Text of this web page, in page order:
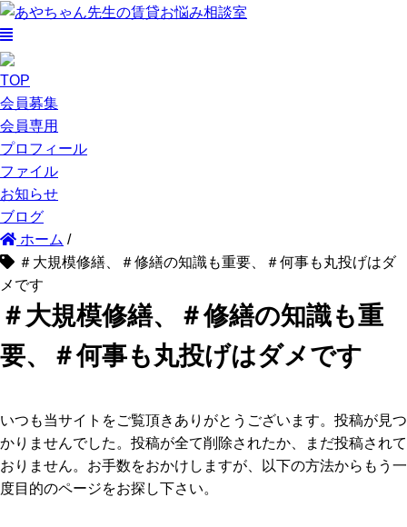
TOP
会員募集
会員専用
プロフィール
ファイル
お知らせ
ブログ
ホーム /
＃大規模修繕、＃修繕の知識も重要、＃何事も丸投げはダ
メです
＃大規模修繕、＃修繕の知識も重
要、＃何事も丸投げはダメです
いつも当サイトをご覧頂きありがとうございます。投稿が見つ
かりませんでした。投稿が全て削除されたか、まだ投稿されて
おりません。お手数をおかけしますが、以下の方法からもう一
度目的のページをお探し下さい。